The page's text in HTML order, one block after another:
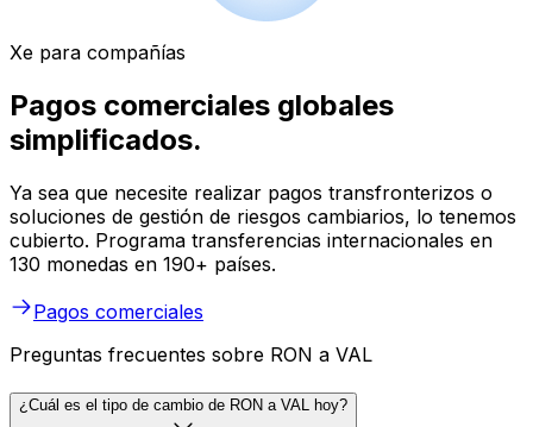
Xe para compañías
Pagos comerciales globales
simplificados.
Ya sea que necesite realizar pagos transfronterizos o
soluciones de gestión de riesgos cambiarios, lo tenemos
cubierto. Programa transferencias internacionales en
130 monedas en 190+ países.
Pagos comerciales
Preguntas frecuentes sobre RON a VAL
¿Cuál es el tipo de cambio de RON a VAL hoy?